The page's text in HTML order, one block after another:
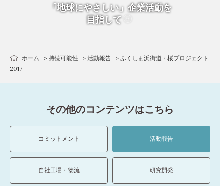
「地球にやさしい」企業活動を
目指して
ホーム 持続可能性 活動報告
ふくしま浜街道・桜プロジェクト
2017
その他のコンテンツはこちら
コミットメント 活動報告
自社工場・物流 研究開発